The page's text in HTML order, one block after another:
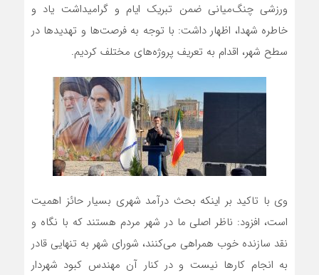
ورزشی چنگ‌میانی ضمن تبریک ایام و گرامیداشت یاد و
خاطره شهدا، اظهار داشت: با توجه به فرصت‌ها و تهدیدها در
سطح شهر، اقدام به تعریف پروژه‌های مختلف کردیم.
وی با تاکید بر اینکه بحث درآمد شهری بسیار حائز اهمیت
است، افزود: ناظر اصلی ما در شهر مردم هستند که با نگاه و
نقد سازنده خوب همراهی می‌کنند، شورای شهر به تنهایی قادر
به انجام کارها نیست و در کنار آن مهندس کبود شهردار